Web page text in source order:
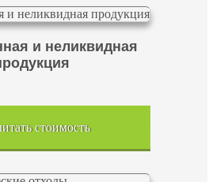
и неликвидная
стоимость